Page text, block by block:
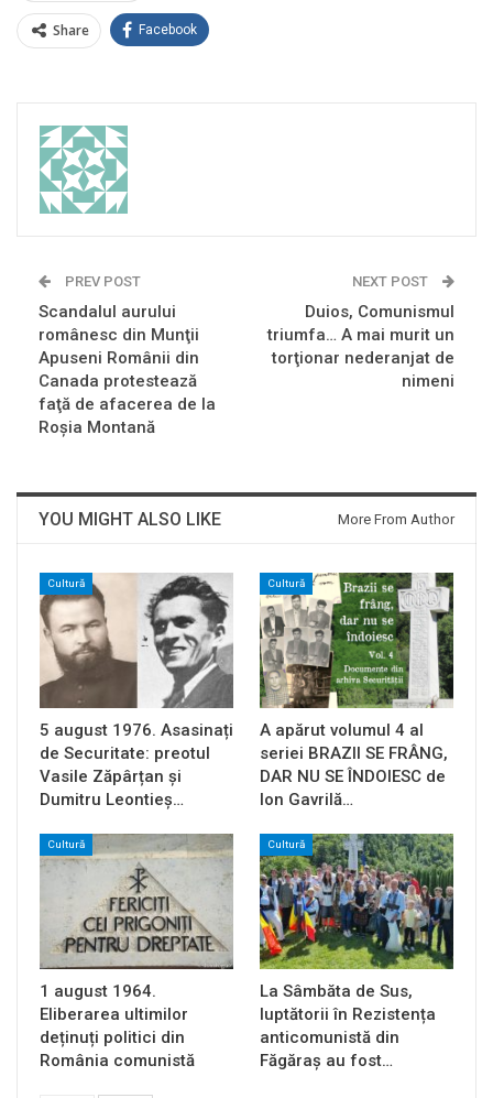
Share Facebook
PREV POST
Scandalul aurului
românesc din Munţii
Apuseni Românii din
Canada protestează
faţă de afacerea de la
Roşia Montană
NEXT POST
Duios, Comunismul
triumfa… A mai murit un
torţionar nederanjat de
nimeni
YOU MIGHT ALSO LIKE More From Author
Cultură
5 august 1976. Asasinați
de Securitate: preotul
Vasile Zăpârțan și
Dumitru Leontieș…
Cultură
A apărut volumul 4 al
seriei BRAZII SE FRÂNG,
DAR NU SE ÎNDOIESC de
Ion Gavrilă…
Cultură
1 august 1964.
Eliberarea ultimilor
deținuți politici din
România comunistă
Cultură
La Sâmbăta de Sus,
luptătorii în Rezistența
anticomunistă din
Făgăraș au fost…